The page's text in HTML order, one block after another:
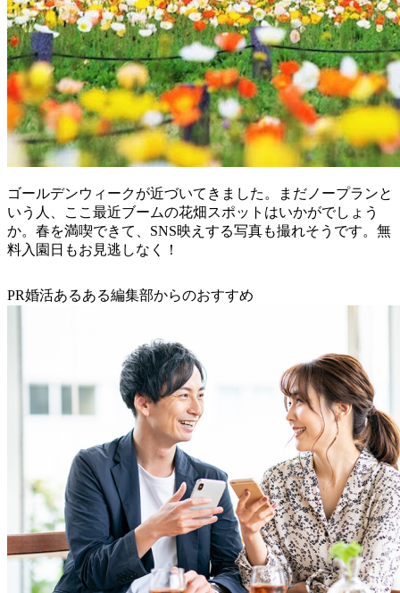
ゴールデンウィークが近づいてきました。まだノープランと
いう人、ここ最近ブームの花畑スポットはいかがでしょう
か。春を満喫できて、SNS映えする写真も撮れそうです。無
料入園日もお見逃しなく！
PR婚活あるある編集部からのおすすめ